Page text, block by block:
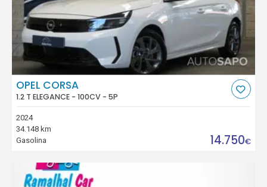
OPEL CORSA
1.2 T ELEGANCE - 100CV - 5P
2024
34.148 km
Gasolina
14.750€